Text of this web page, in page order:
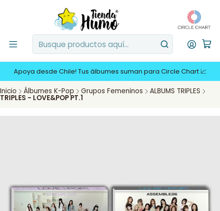
Apoya desde Chile! Tus álbumes suman para Circle Chart 📈
Inicio Álbumes K-Pop Grupos Femeninos ALBUMS TRIPLES
TRIPLES - LOVE&POP PT.1